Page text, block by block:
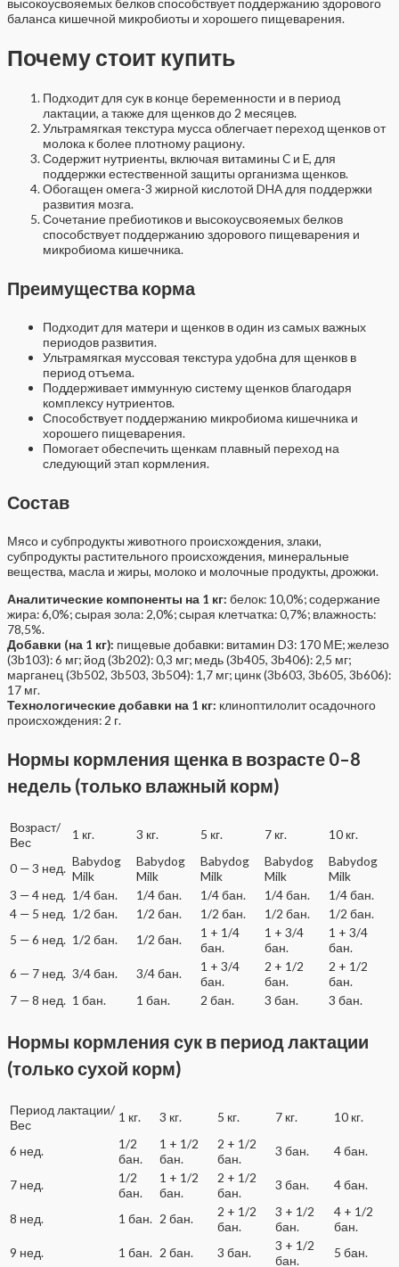
баланса кишечной микробиоты и хорошего пищеварения.
Почему стоит купить
Подходит для сук в конце беременности и в период
лактации, а также для щенков до 2 месяцев.
Ультрамягкая текстура мусса облегчает переход щенков от
молока к более плотному рациону.
Содержит нутриенты, включая витамины C и E, для
поддержки естественной защиты организма щенков.
Обогащен омега-3 жирной кислотой DHA для поддержки
развития мозга.
Сочетание пребиотиков и высокоусвояемых белков
способствует поддержанию здорового пищеварения и
микробиома кишечника.
Преимущества корма
Подходит для матери и щенков в один из самых важных
периодов развития.
Ультрамягкая муссовая текстура удобна для щенков в
период отъема.
Поддерживает иммунную систему щенков благодаря
комплексу нутриентов.
Способствует поддержанию микробиома кишечника и
хорошего пищеварения.
Помогает обеспечить щенкам плавный переход на
следующий этап кормления.
Состав
Мясо и субпродукты животного происхождения, злаки,
субпродукты растительного происхождения, минеральные
вещества, масла и жиры, молоко и молочные продукты, дрожжи.
Аналитические компоненты на 1 кг: белок: 10,0%; содержание
жира: 6,0%; сырая зола: 2,0%; сырая клетчатка: 0,7%; влажность:
78,5%.
Добавки (на 1 кг): пищевые добавки: витамин D3: 170 МЕ; железо
(3b103): 6 мг; йод (3b202): 0,3 мг; медь (3b405, 3b406): 2,5 мг;
марганец (3b502, 3b503, 3b504): 1,7 мг; цинк (3b603, 3b605, 3b606):
17 мг.
Технологические добавки на 1 кг: клиноптилолит осадочного
происхождения: 2 г.
Нормы кормления щенка в возрасте 0–8
недель (только влажный корм)
Возраст/
Вес
1 кг. 3 кг. 5 кг. 7 кг. 10 кг.
0 — 3 нед. Babydog
Milk
Babydog
Milk
Babydog
Milk
Babydog
Milk
Babydog
Milk
3 — 4 нед. 1/4 бан. 1/4 бан. 1/4 бан. 1/4 бан.
1/4 бан.
4 — 5 нед. 1/2 бан. 1/2 бан. 1/2 бан. 1/2 бан.
1/2 бан.
5 — 6 нед. 1/2 бан. 1/2 бан.
1 + 1/4
бан.
1 + 3/4
бан.
1 + 3/4
бан.
6 — 7 нед. 3/4 бан. 3/4 бан.
1 + 3/4
бан.
2 + 1/2
бан.
2 + 1/2
бан.
7 — 8 нед. 1 бан. 1 бан. 2 бан. 3 бан. 3 бан.
Нормы кормления сук в период лактации
(только сухой корм)
Период лактации/
Вес
1 кг. 3 кг. 5 кг. 7 кг. 10 кг.
6 нед.
1/2
бан.
1 + 1/2
бан.
2 + 1/2
бан.
3 бан. 4 бан.
7 нед.
1/2
бан.
1 + 1/2
бан.
2 + 1/2
бан.
3 бан. 4 бан.
8 нед. 1 бан. 2 бан.
2 + 1/2
бан.
3 + 1/2
бан.
4 + 1/2
бан.
9 нед.
1 бан. 2 бан. 3 бан.
3 + 1/2
бан.
5 бан.